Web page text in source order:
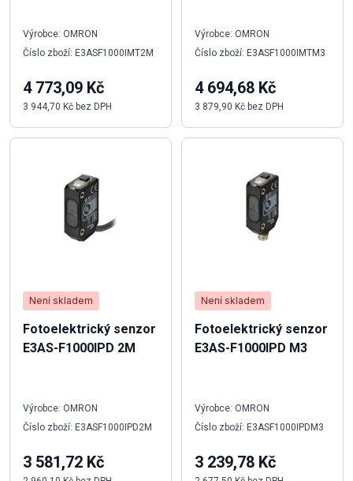
Výrobce: OMRON
Číslo zboží: E3ASF1000IMT2M
4 773,09 Kč
3 944,70 Kč bez DPH
Výrobce: OMRON
Číslo zboží: E3ASF1000IMTM3
4 694,68 Kč
3 879,90 Kč bez DPH
Není skladem
Fotoelektrický senzor
E3AS-F1000IPD 2M
Výrobce: OMRON
Číslo zboží: E3ASF1000IPD2M
3 581,72 Kč
Není skladem
Fotoelektrický senzor
E3AS-F1000IPD M3
Výrobce: OMRON
Číslo zboží: E3ASF1000IPDM3
3 239,78 Kč